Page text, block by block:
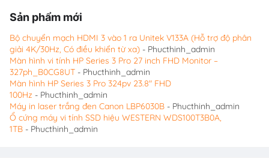
Sản phẩm mới
Bộ chuyển mạch HDMI 3 vào 1 ra Unitek V133A (Hỗ trợ độ phân
giải 4K/30Hz, Có điều khiển từ xa) - Phucthinh_admin
Màn hình vi tính HP Series 3 Pro 27 inch FHD Monitor –
327ph_B0CG8UT - Phucthinh_admin
Màn hình HP Series 3 Pro 324pv 23.8″ FHD
100Hz - Phucthinh_admin
Máy in laser trắng đen Canon LBP6030B - Phucthinh_admin
Ổ cứng máy vi tính SSD hiệu WESTERN WDS100T3B0A,
1TB - Phucthinh_admin